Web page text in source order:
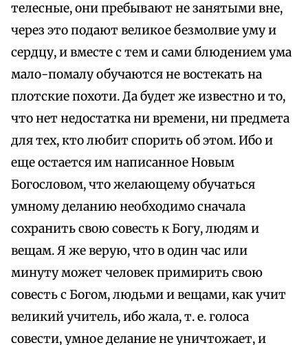
телесные, они пребывают не занятыми вне,
через это подают великое безмолвие уму и
сердцу, и вместе с тем и сами блюдением ума
мало-помалу обучаются не востекать на
плотские похоти. Да будет же известно и то,
что нет недостатка ни времени, ни предмета
для тех, кто любит спорить об этом. Ибо и
еще остается им написанное Новым
Богословом, что желающему обучаться
умному деланию необходимо сначала
сохранить свою совесть к Богу, людям и
вещам. Я же верую, что в один час или
минуту может человек примирить свою
совесть с Богом, людьми и вещами, как учит
великий учитель, ибо жала, т. е. голоса
совести, умное делание не уничтожает, и